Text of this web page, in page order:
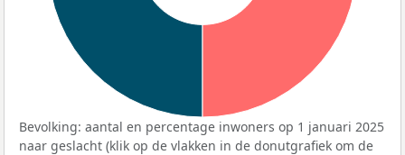
Bevolking: aantal en percentage inwoners op 1 januari 2025
naar geslacht (klik op de vlakken in de donutgrafiek om de